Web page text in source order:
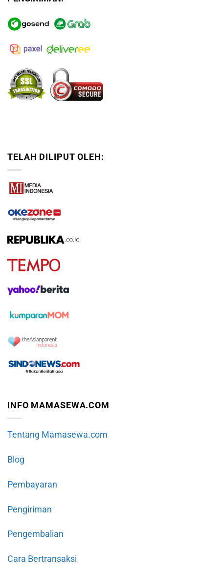
TELAH DILIPUT OLEH:
INFO MAMASEWA.COM
Tentang Mamasewa.com
Blog
Pembayaran
Pengiriman
Pengembalian
Cara Bertransaksi